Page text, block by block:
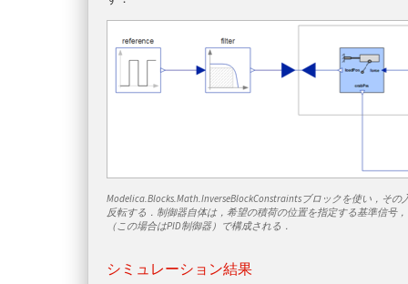
Modelica.Blocks.Math.InverseBlockConstraintsブロックを使い，そ
反転する．制御器自体は，希望の積荷の位置を指定する基準信号
（この場合はPID制御器）で構成される．
シミュレーション結果